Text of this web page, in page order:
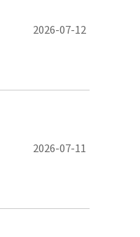
2026-07-12
2026-07-11